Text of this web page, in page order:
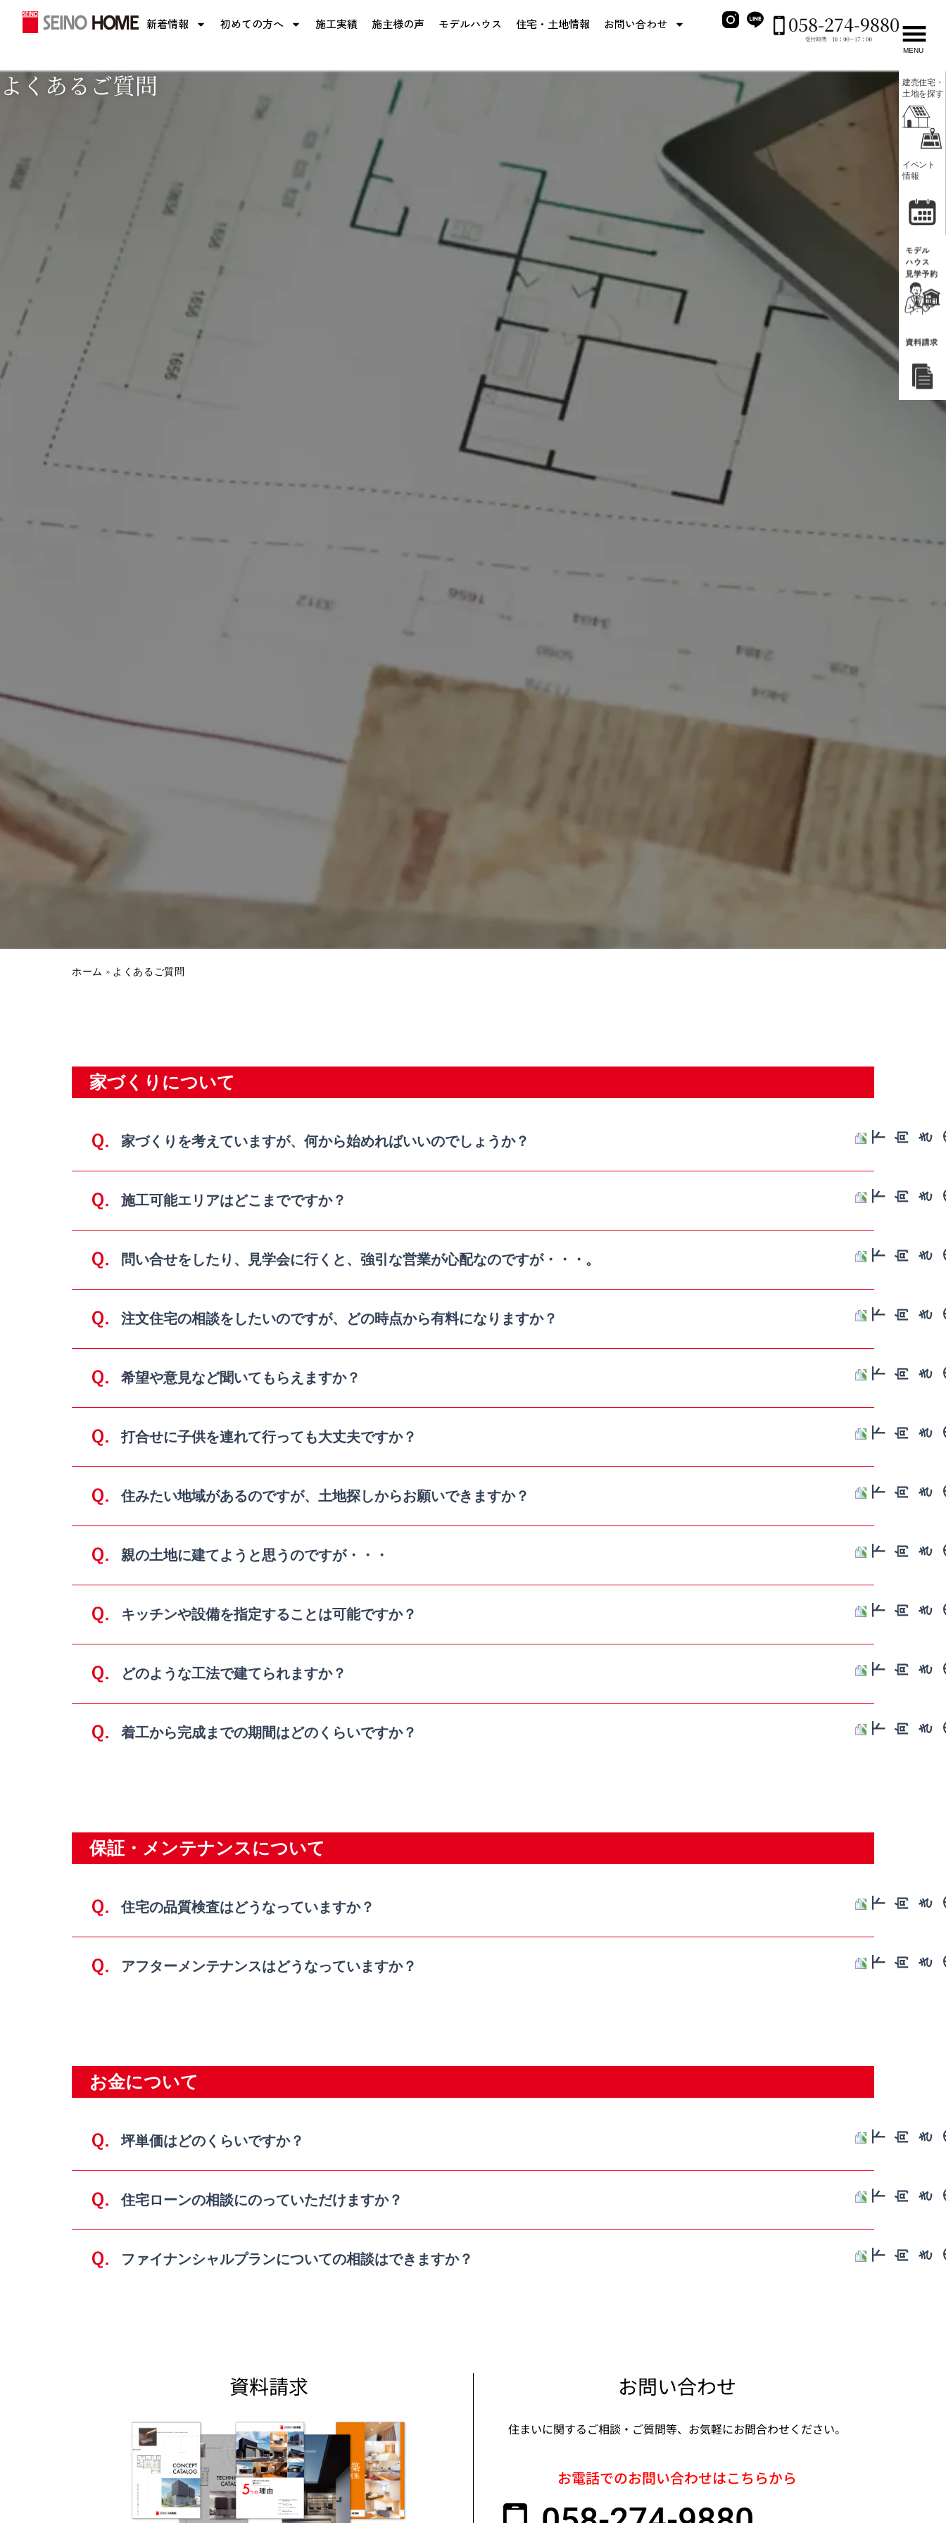
キ
新着情報 初めての方へ 施工実績 施主様の声 モデルハウス 住宅・土地情報 お問い合わせ
MENU
よくあるご質問
ホーム » よくあるご質問
家づくりについて
家づくりを考えていますが、何から始めればいいのでしょうか？
施⼯可能エリアはどこまでですか？
問い合せをしたり、⾒学会に⾏くと、強引な営業が⼼配なのですが・・・。
注⽂住宅の相談をしたいのですが、どの時点から有料になりますか？
希望や意⾒など聞いてもらえますか？
打合せに⼦供を連れて⾏っても⼤丈夫ですか？
住みたい地域があるのですが、⼟地探しからお願いできますか？
親の⼟地に建てようと思うのですが・・・
キッチンや設備を指定することは可能ですか？
どのような⼯法で建てられますか？
着⼯から完成までの期間はどのくらいですか？
保証・メンテナンスについて
住宅の品質検査はどうなっていますか？
アフターメンテナンスはどうなっていますか？
お金について
坪単価はどのくらいですか？
住宅ローンの相談にのっていただけますか？
ファイナンシャルプランについての相談はできますか？
資料請求 お問い合わせ
住まいに関するご相談・ご質問等、お気軽にお問合わせください。
お電話でのお問い合わせはこちらから